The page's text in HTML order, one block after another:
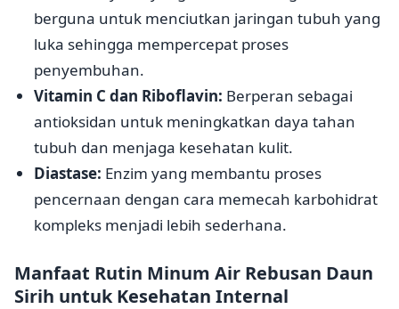
berguna untuk menciutkan jaringan tubuh yang
luka sehingga mempercepat proses
penyembuhan.
Vitamin C dan Riboflavin: Berperan sebagai
antioksidan untuk meningkatkan daya tahan
tubuh dan menjaga kesehatan kulit.
Diastase: Enzim yang membantu proses
pencernaan dengan cara memecah karbohidrat
kompleks menjadi lebih sederhana.
Manfaat Rutin Minum Air Rebusan Daun
Sirih untuk Kesehatan Internal